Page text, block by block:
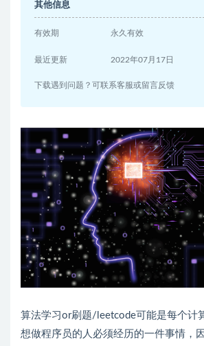
其他信息
有效期 永久有效
最近更新 2022年07月17日
下载遇到问题？可联系客服或留言反馈
算法学习or刷题/leetcode可能是每个计
想做程序员的人必须经历的一件事情，